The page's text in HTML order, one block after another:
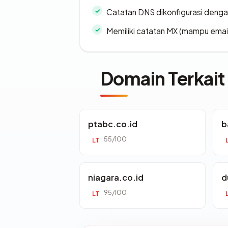
Catatan DNS dikonfigurasi
Memiliki catatan MX (mampu
Domain Terkait
ptabc.co.id
LT 55/100
niagara.co.id
LT 95/100